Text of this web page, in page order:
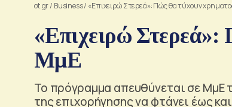
ot.gr/ Business/ «Επιχειρώ Στερεά»: Πώς θα τύχουν
«Επιχειρώ
ΜμΕ
Το πρόγραμμα απευθύνεται σε ΜμΕ
της επιχορήγησης να φτάνει έως